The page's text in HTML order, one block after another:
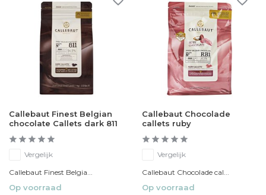
Callebaut Finest Belgian
chocolate Callets dark 811
Vergelijk
Callebaut Finest Belgia...
Op voorraad
Callebaut Chocolade
callets ruby
Vergelijk
Callebaut Chocolade cal...
Op voorraad